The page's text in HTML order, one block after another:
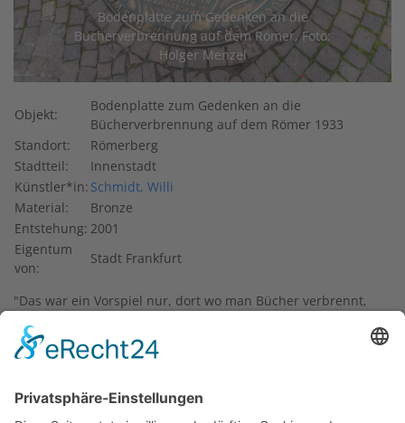
Bodenplatte zum Gedenken an die
Bücherverbrennung auf dem Römer, Foto:
Holger Menzel
Objekt:
Bodenplatte zum Gedenken an die
Bücherverbrennung auf dem Römer 1933
Standort:
Römerberg
Stadtteil:
Innenstadt
Künstler*in: Schmidt, Willi
Material:
Bronze
Entstehung: 2001
Eigentum
von:
Stadt Frankfurt
"Das war ein Vorspiel nur, dort wo man Bücher verbrennt,
Heinrich Heines von 1820 umrandet die Gedenktafel, die
auf dem Römerberg in den Boden eingelassen ist.
Stelle verbrannten am 10. Mai 1933 nationalsozialistische